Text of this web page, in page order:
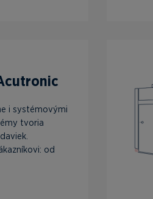
i systémovými
tvoria
od